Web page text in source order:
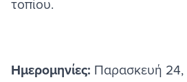
τοπίου.
Ημερομηνίες: Παρασκευή